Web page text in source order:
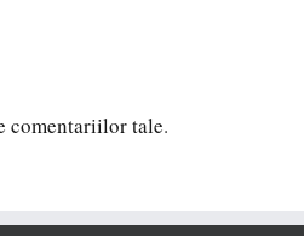
comentariilor tale.